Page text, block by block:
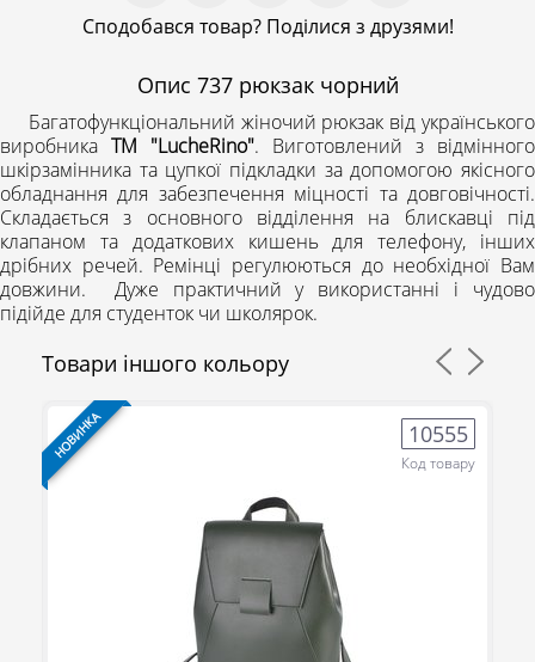
Сподобався товар? Поділися з друзями!
Опис 737 рюкзак чорний
Багатофункціональний жіночий рюкзак від українського
виробника ТМ "LucheRino". Виготовлений з відмінного
шкірзамінника та цупкої підкладки за допомогою якісного
обладнання для забезпечення міцності та довговічності.
Складається з основного відділення на блискавці під
клапаном та додаткових кишень для телефону, інших
дрібних речей. Ремінці регулюються до необхідної Вам
довжини. Дуже практичний у використанні і чудово
підійде для студенток чи школярок.
Товари іншого кольору
НОВИНКА 10555
Код товару